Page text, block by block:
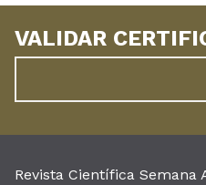
VALIDAR
Revista Científica Semana